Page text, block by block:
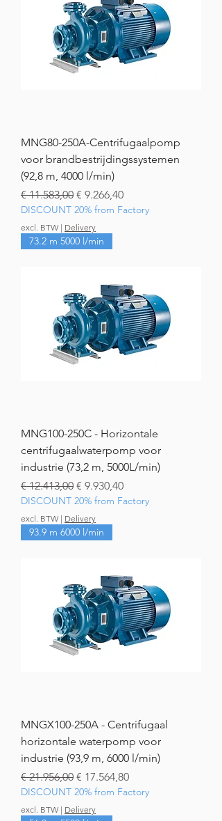
MNG80-250A-Centrifugaalpomp
voor brandbestrijdingssystemen
(92,8 m, 4000 l/min)
Normale prijs
€ 11.583,00 Verkoopprijs
€ 9.266,40
DISCOUNT 20% from Factory
excl. BTW | Delivery
73.2 m 5000 l/min
MNG100-250C - Horizontale
centrifugaalwaterpomp voor
industrie (73,2 m, 5000L/min)
Normale prijs
€ 12.413,00 Verkoopprijs
€ 9.930,40
DISCOUNT 20% from Factory
excl. BTW | Delivery
93.9 m 6000 l/min
MNGX100-250A - Centrifugaal
horizontale waterpomp voor
industrie (93,9 m, 6000 l/min)
Normale prijs
€ 21.956,00 Verkoopprijs
€ 17.564,80
DISCOUNT 20% from Factory
excl. BTW | Delivery